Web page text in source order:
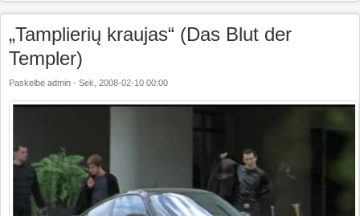
„Tamplierių kraujas“ (Das Blut der
Templer)
Paskelbė admin - Sek, 2008-02-10 00:00